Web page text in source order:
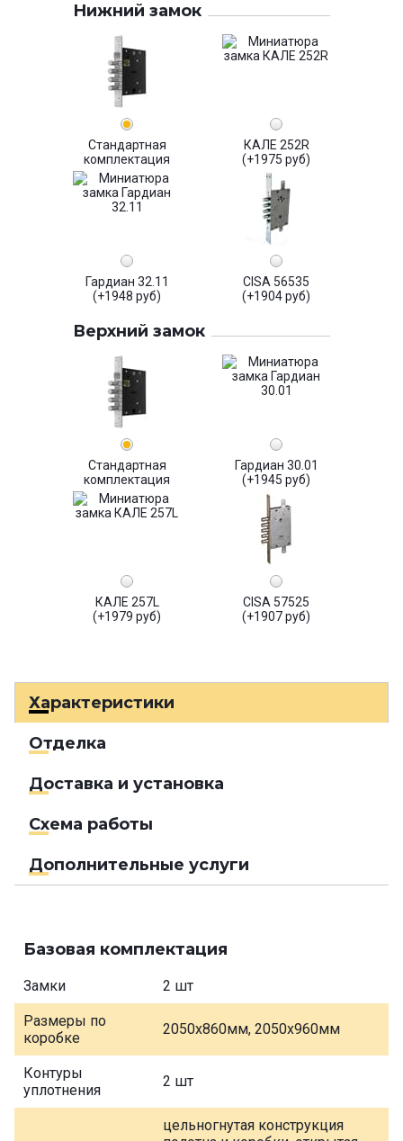
Нижний замок
Стандартная
комплектация
КАЛЕ 252R
(+1975 руб)
Гардиан 32.11
(+1948 руб)
CISA 56535
(+1904 руб)
Верхний замок
Стандартная
комплектация
Гардиан 30.01
(+1945 руб)
КАЛЕ 257L
(+1979 руб)
CISA 57525
(+1907 руб)
Характеристики
Отделка
Доставка и установка
Схема работы
Дополнительные услуги
Базовая комплектация
Замки 2 шт
Размеры по
коробке
2050х860мм, 2050х960мм
Контуры
уплотнения
2 шт
цельногнутая конструкция